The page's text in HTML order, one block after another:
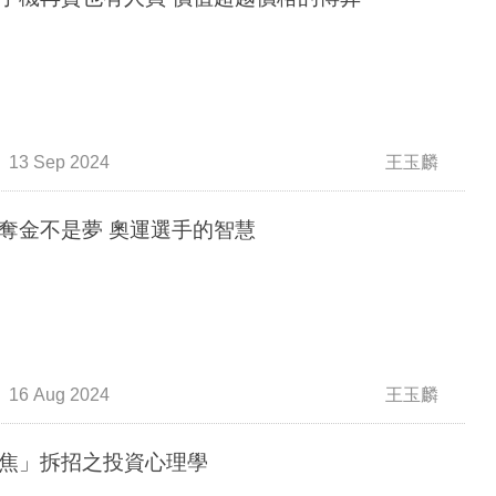
13 Sep 2024 王玉麟
金不是夢 奧運選手的智慧
16 Aug 2024 王玉麟
」拆招之投資心理學